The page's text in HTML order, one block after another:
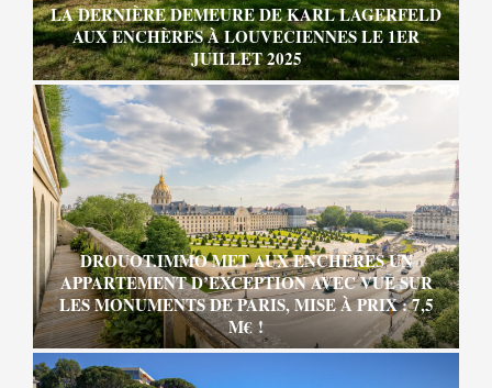
LA DERNIÈRE DEMEURE DE KARL LAGERFELD
AUX ENCHÈRES À LOUVECIENNES LE 1ER
JUILLET 2025
DROUOT.IMMO MET AUX ENCHÈRES UN
APPARTEMENT D’EXCEPTION AVEC VUE SUR
LES MONUMENTS DE PARIS, MISE À PRIX : 7,5
M€ !